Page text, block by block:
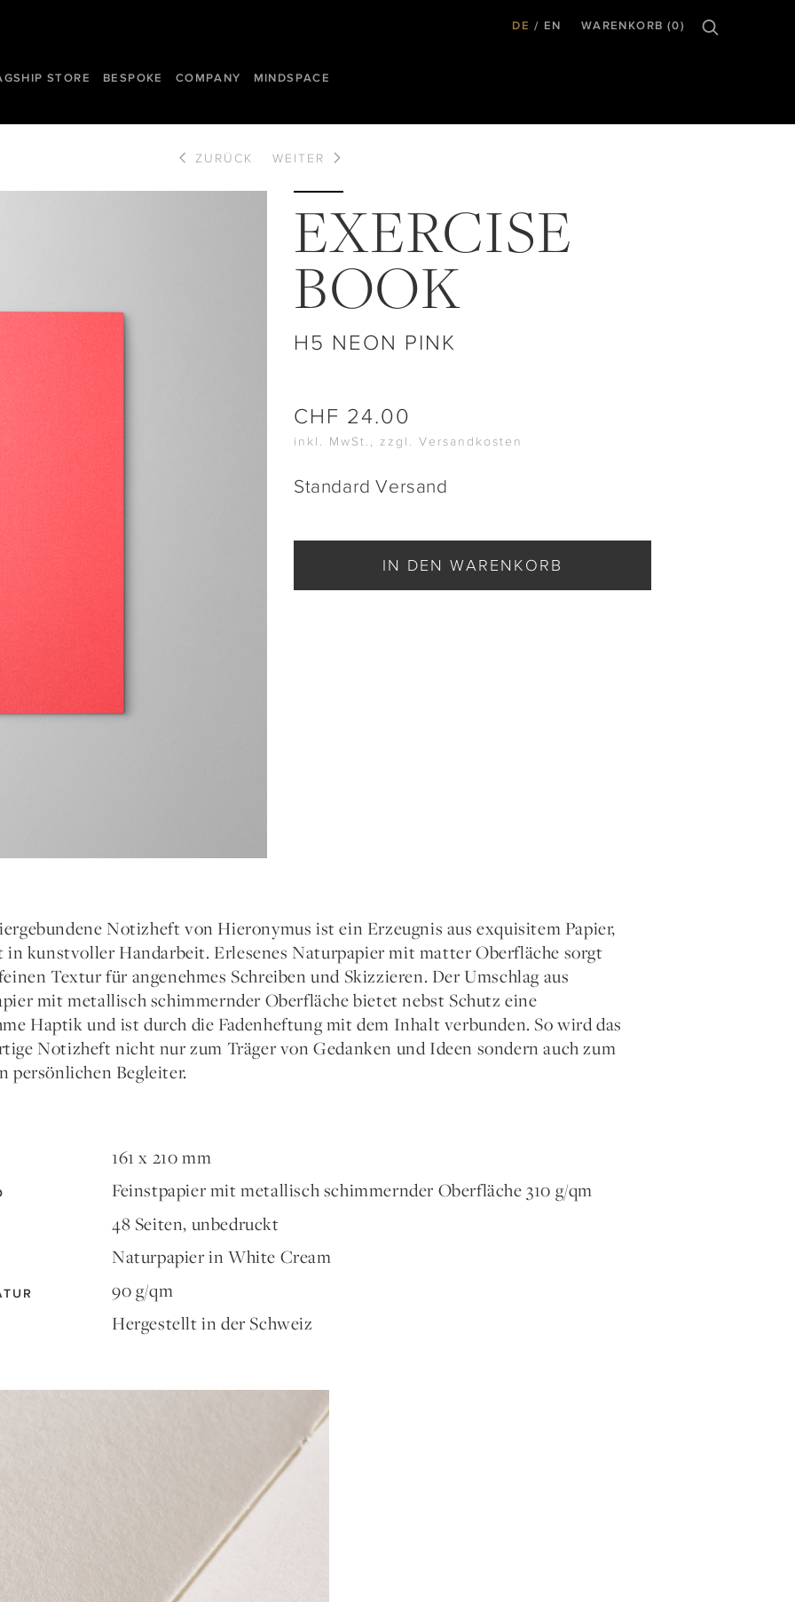
DE EN WARENKORB (0)
STORE BESPOKE COMPANY MINDSPACE
ZURÜCK WEITER
EXERCISE
BOOK
H5 NEON PINK
CHF 24.00
inkl. MwSt., zzgl. Versandkosten
Standard Versand
IN DEN WARENKORB
Notizheft von Hieronymus ist ein Erzeugnis aus exquisitem Papier,
in kunstvoller Handarbeit. Erlesenes Naturpapier mit matter Oberfläche sorgt
Textur für angenehmes Schreiben und Skizzieren. Der Umschlag aus
mit metallisch schimmernder Oberfläche bietet nebst Schutz eine
Haptik und ist durch die Fadenheftung mit dem Inhalt verbunden. So wird das
Notizheft nicht nur zum Träger von Gedanken und Ideen sondern auch zum
persönlichen Begleiter.
161 x 210 mm
Feinstpapier mit metallisch schimmernder Oberfläche 310 g/qm
48 Seiten, unbedruckt
Naturpapier in White Cream
90 g/qm
Hergestellt in der Schweiz